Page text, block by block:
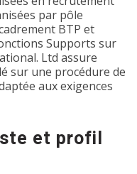
par pôle
BTP et
Supports sur
Ltd assure
sur une procédure de
aux exigences
et profil